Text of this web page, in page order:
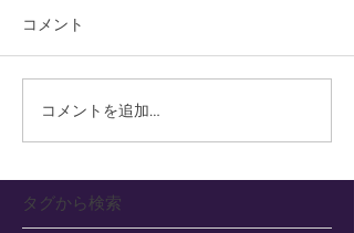
コメント
コメントを追加…
タグから検索